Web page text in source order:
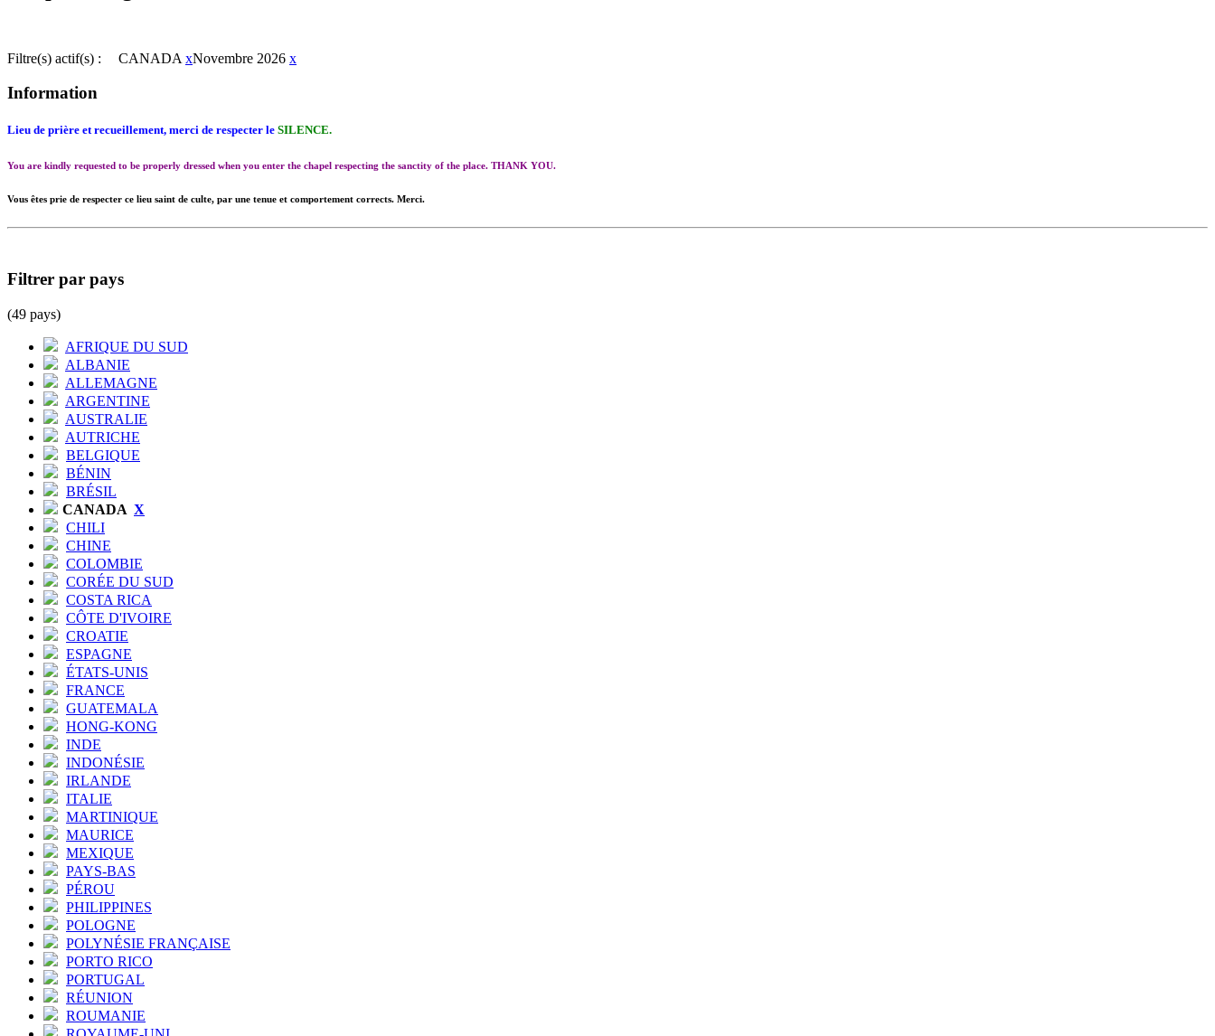
Filtre(s) actif(s) : CANADA xNovembre 2026 x
Information
Lieu de prière et recueillement, merci de respecter le SILENCE.
You are kindly requested to be properly dressed when you enter the chapel respecting the sanctity of the place. THANK YOU.
Vous êtes prie de respecter ce lieu saint de culte, par une tenue et comportement corrects. Merci.
Filtrer par pays
(49 pays)
AFRIQUE DU SUD
ALBANIE
ALLEMAGNE
ARGENTINE
AUSTRALIE
AUTRICHE
BELGIQUE
BÉNIN
BRÉSIL
CANADA X
CHILI
CHINE
COLOMBIE
CORÉE DU SUD
COSTA RICA
CÔTE D'IVOIRE
CROATIE
ESPAGNE
ÉTATS-UNIS
FRANCE
GUATEMALA
HONG-KONG
INDE
INDONÉSIE
IRLANDE
ITALIE
MARTINIQUE
MAURICE
MEXIQUE
PAYS-BAS
PÉROU
PHILIPPINES
POLOGNE
POLYNÉSIE FRANÇAISE
PORTO RICO
PORTUGAL
RÉUNION
ROUMANIE